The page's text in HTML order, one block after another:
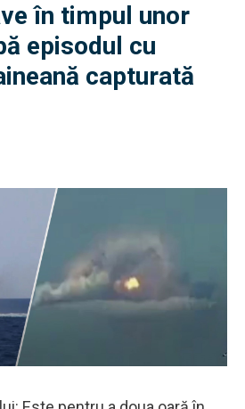
în timpul unor
episodul cu
capturată